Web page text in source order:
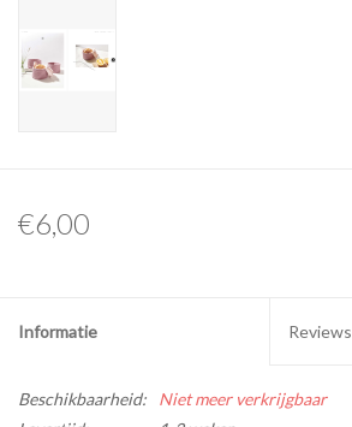
€6,00
Informatie Reviews
Beschikbaarheid:
Niet meer verkrijgbaar